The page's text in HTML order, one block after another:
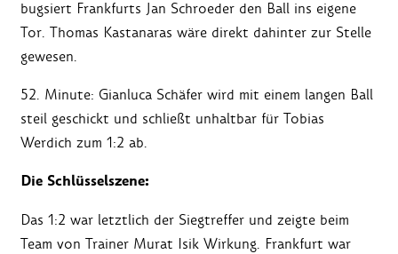
bugsiert Frankfurts Jan Schroeder den Ball ins eigene
Tor. Thomas Kastanaras wäre direkt dahinter zur Stelle
gewesen.
52. Minute: Gianluca Schäfer wird mit einem langen Ball
steil geschickt und schließt unhaltbar für Tobias
Werdich zum 1:2 ab.
Die Schlüsselszene:
Das 1:2 war letztlich der Siegtreffer und zeigte beim
Team von Trainer Murat Isik Wirkung. Frankfurt war